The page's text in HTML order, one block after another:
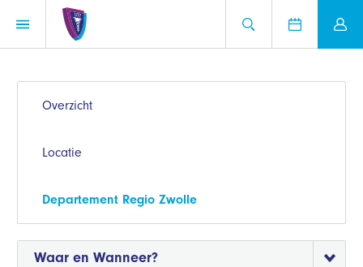
Overzicht
Locatie
Departement Regio Zwolle
Waar en Wanneer?